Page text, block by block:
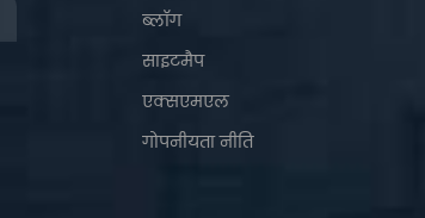
ब्लॉग
साइटमैप
एक्सएमएल
गोपनीयता नीति